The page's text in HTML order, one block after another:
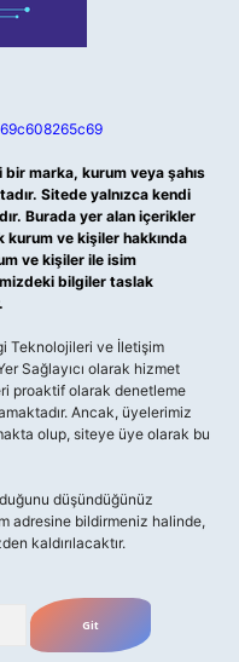
marka, kurum veya şahıs
Sitede yalnızca kendi
Burada yer alan içerikler
ve kişiler hakkında
ve kişiler ile isim
bilgiler taslak
Teknolojileri ve İletişim
Sağlayıcı olarak hizmet
proaktif olarak denetleme
Ancak, üyelerimiz
olup, siteye üye olarak bu
düşündüğünüz
adresine bildirmeniz halinde,
kaldırılacaktır.